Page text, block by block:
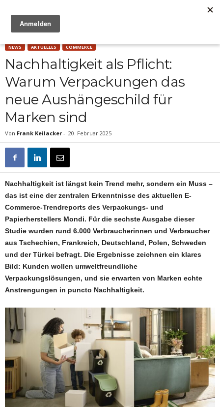
NEWS AKTUELLES COMMERCE
Nachhaltigkeit als Pflicht:
Warum Verpackungen das
neue Aushängeschild für
Marken sind
Von Frank Keilacker - 20. Februar 2025
Nachhaltigkeit ist längst kein Trend mehr, sondern ein Muss –
das ist eine der zentralen Erkenntnisse des aktuellen E-
Commerce-Trendreports des Verpackungs- und
Papierherstellers Mondi. Für die sechste Ausgabe dieser
Studie wurden rund 6.000 Verbraucherinnen und Verbraucher
aus Tschechien, Frankreich, Deutschland, Polen, Schweden
und der Türkei befragt. Die Ergebnisse zeichnen ein klares
Bild: Kunden wollen umweltfreundliche
Verpackungslösungen, und sie erwarten von Marken echte
Anstrengungen in puncto Nachhaltigkeit.